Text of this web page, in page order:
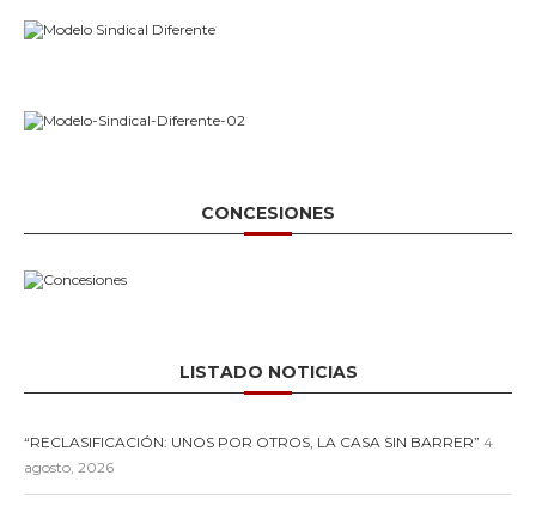
CONCESIONES
LISTADO NOTICIAS
“RECLASIFICACIÓN: UNOS POR OTROS, LA CASA SIN BARRER” 4
agosto, 2026